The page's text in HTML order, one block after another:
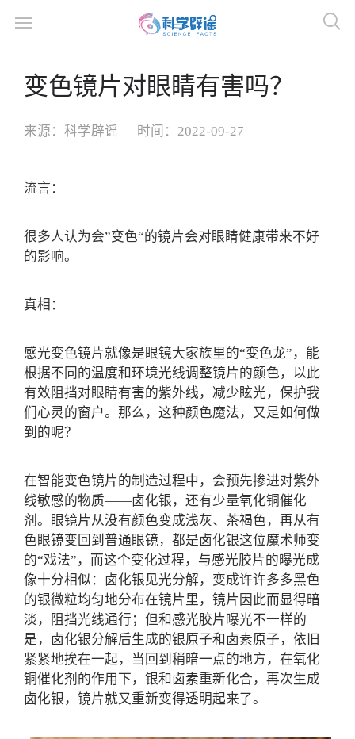
变色镜片对眼睛有害吗？
来源： 科学辟谣 时间： 2022-09-27
流言：
很多人认为会”变色“的镜片会对眼睛健康带来不好
的影响。
真相：
感光变色镜片就像是眼镜大家族里的“变色龙”，能
根据不同的温度和环境光线调整镜片的颜色，以此
有效阻挡对眼睛有害的紫外线，减少眩光，保护我
们心灵的窗户。那么，这种颜色魔法，又是如何做
到的呢？
在智能变色镜片的制造过程中，会预先掺进对紫外
线敏感的物质——卤化银，还有少量氧化铜催化
剂。眼镜片从没有颜色变成浅灰、茶褐色，再从有
色眼镜变回到普通眼镜，都是卤化银这位魔术师变
的“戏法”，而这个变化过程，与感光胶片的曝光成
像十分相似：卤化银见光分解，变成许许多多黑色
的银微粒均匀地分布在镜片里，镜片因此而显得暗
淡，阻挡光线通行；但和感光胶片曝光不一样的
是，卤化银分解后生成的银原子和卤素原子，依旧
紧紧地挨在一起，当回到稍暗一点的地方，在氧化
铜催化剂的作用下，银和卤素重新化合，再次生成
卤化银，镜片就又重新变得透明起来了。